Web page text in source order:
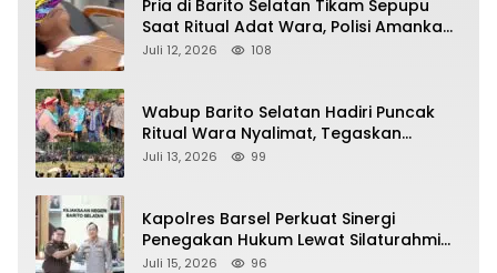
Pria di Barito Selatan Tikam Sepupu
Saat Ritual Adat Wara, Polisi Amankan
Pelaku
Juli 12, 2026 108
Wabup Barito Selatan Hadiri Puncak
Ritual Wara Nyalimat, Tegaskan
Komitmen Lestarikan Budaya Dayak
Juli 13, 2026 99
Kapolres Barsel Perkuat Sinergi
Penegakan Hukum Lewat Silaturahmi
dengan Kajari Barito Selatan
Juli 15, 2026 96